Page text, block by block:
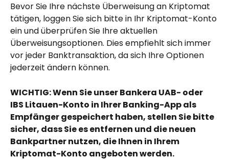
Bevor Sie Ihre nächste Überweisung an Kriptomat
tätigen, loggen Sie sich bitte in Ihr Kriptomat-Konto
ein und überprüfen Sie Ihre aktuellen
Überweisungsoptionen. Dies empfiehlt sich immer
vor jeder Banktransaktion, da sich Ihre Optionen
jederzeit ändern können.
WICHTIG: Wenn Sie unser Bankera UAB- oder
IBS Litauen-Konto in Ihrer Banking-App als
Empfänger gespeichert haben, stellen Sie bitte
sicher, dass Sie es entfernen und die neuen
Bankpartner nutzen, die Ihnen in Ihrem
Kriptomat-Konto angeboten werden.